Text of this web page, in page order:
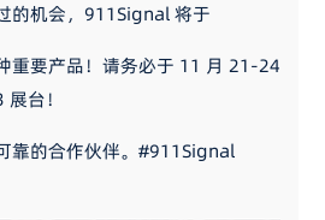
的机会，911Signal 将于
重要产品！请务必于 11 月 21-24
台！
靠的合作伙伴。#911Signal